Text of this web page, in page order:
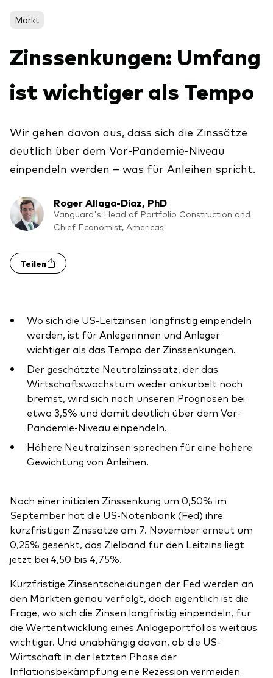
Anleihen
ETFs
LifeStrategy
Modellportfolios
Money market
Investieren mit uns
Vanguard Produkte kaufen
Events
Marktausblick 2026
Index-Exposure-Analyse
Säulen
Erfolgreiche Unternehmensführung
Financial Planning
Investment Know how
Marktkommentare
Dokumente, die Vertrauen schaffen
Ressourcen
Marktvolatilität
Research
Über Vanguard
Kontakt
Betrugsprävention
Markt
Zinssenkungen: Umfang
ist wichtiger als Tempo
Wir gehen davon aus, dass sich die Zinssätze
deutlich über dem Vor-Pandemie-Niveau
einpendeln werden – was für Anleihen spricht.
Roger Aliaga-Díaz, PhD
Vanguard's Head of Portfolio Construction and
Chief Economist, Americas
Teilen
Wo sich die US-Leitzinsen langfristig einpendeln
werden, ist für Anlegerinnen und Anleger
wichtiger als das Tempo der Zinssenkungen.
Der geschätzte Neutralzinssatz, der das
Wirtschaftswachstum weder ankurbelt noch
bremst, wird sich nach unseren Prognosen bei
etwa 3,5% und damit deutlich über dem Vor-
Pandemie-Niveau einpendeln.
Höhere Neutralzinsen sprechen für eine höhere
Gewichtung von Anleihen.
Nach einer initialen Zinssenkung um 0,50% im
September hat die US-Notenbank (Fed) ihre
kurzfristigen Zinssätze am 7. November erneut um
0,25% gesenkt, das Zielband für den Leitzins liegt
jetzt bei 4,50 bis 4,75%.
Kurzfristige Zinsentscheidungen der Fed werden an
den Märkten genau verfolgt, doch eigentlich ist die
Frage, wo sich die Zinsen langfristig einpendeln, für
die Wertentwicklung eines Anlageportfolios weitaus
wichtiger. Und unabhängig davon, ob die US-
Wirtschaft in der letzten Phase der
Inflationsbekämpfung eine Rezession vermeiden